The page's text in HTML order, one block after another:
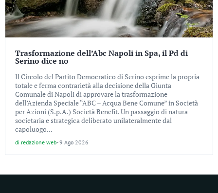
Trasformazione dell’Abc Napoli in Spa, il Pd di
Serino dice no
Il Circolo del Partito Democratico di Serino esprime la propria
totale e ferma contrarietà alla decisione della Giunta
Comunale di Napoli di approvare la trasformazione
dell’Azienda Speciale “ABC – Acqua Bene Comune” in Società
per Azioni (S.p.A.) Società Benefit. Un passaggio di natura
societaria e strategica deliberato unilateralmente dal
capoluogo...
di redazione web-9 Ago 2026